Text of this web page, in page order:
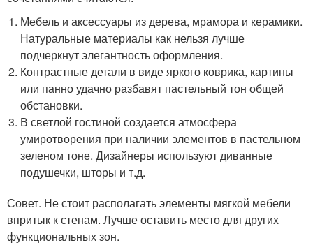
Мебель и аксессуары из дерева, мрамора и керамики.
Натуральные материалы как нельзя лучше
подчеркнут элегантность оформления.
Контрастные детали в виде яркого коврика, картины
или панно удачно разбавят пастельный тон общей
обстановки.
В светлой гостиной создается атмосфера
умиротворения при наличии элементов в пастельном
зеленом тоне. Дизайнеры используют диванные
подушечки, шторы и т.д.
Совет. Не стоит располагать элементы мягкой мебели
впритык к стенам. Лучше оставить место для других
функциональных зон.